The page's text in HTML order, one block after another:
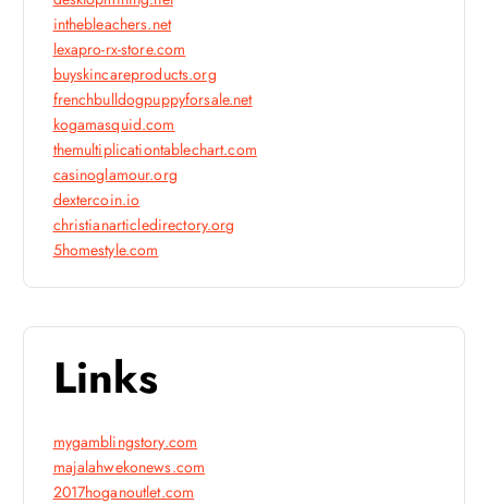
inthebleachers.net
lexapro-rx-store.com
buyskincareproducts.org
frenchbulldogpuppyforsale.net
kogamasquid.com
themultiplicationtablechart.com
casinoglamour.org
dextercoin.io
christianarticledirectory.org
5homestyle.com
Links
mygamblingstory.com
majalahwekonews.com
2017hoganoutlet.com